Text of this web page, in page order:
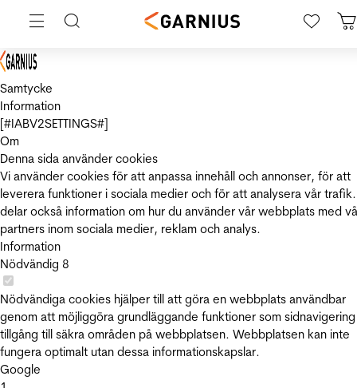
Samtycke
Information
[#IABV2SETTINGS#]
Om
Denna sida använder cookies
Vi använder cookies för att anpassa innehåll och annonser, för att
leverera funktioner i sociala medier och för att analysera vår
delar också information om hur du använder vår webbplats med
partners inom sociala medier, reklam och analys.
Information
Nödvändig 8
Nödvändiga cookies hjälper till att göra en webbplats användbar
genom att möjliggöra grundläggande funktioner som
tillgång till säkra områden på webbplatsen. Webbplatsen kan inte
fungera optimalt utan dessa informationskapslar.
Google